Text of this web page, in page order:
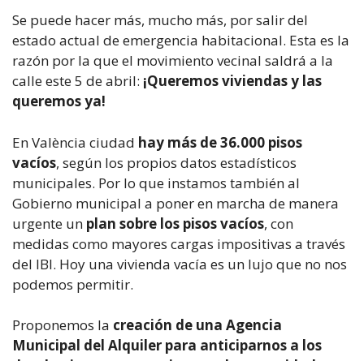
Se puede hacer más, mucho más, por salir del
estado actual de emergencia habitacional. Esta es la
razón por la que el movimiento vecinal saldrá a la
calle este 5 de abril: ¡Queremos viviendas y las
queremos ya!
En València ciudad hay más de 36.000 pisos
vacíos, según los propios datos estadísticos
municipales. Por lo que instamos también al
Gobierno municipal a poner en marcha de manera
urgente un plan sobre los pisos vacíos, con
medidas como mayores cargas impositivas a través
del IBI. Hoy una vivienda vacía es un lujo que no nos
podemos permitir.
Proponemos la creación de una Agencia
Municipal del Alquiler para anticiparnos a los